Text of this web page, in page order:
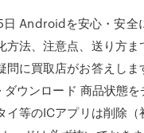
日 Androidを安心・安全
方法、注意点、送り方
問に買取店がお答えしま
ダウンロード 商品状態
イ等のICアプリは削除（